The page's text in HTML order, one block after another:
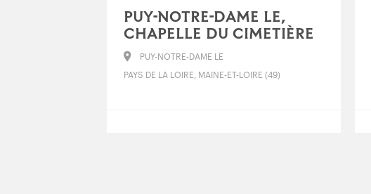
PUY-NOTRE-DAME LE,
CHAPELLE DU CIMETIÈRE
PUY-NOTRE-DAME LE
PAYS DE LA LOIRE, MAINE-ET-LOIRE (49)